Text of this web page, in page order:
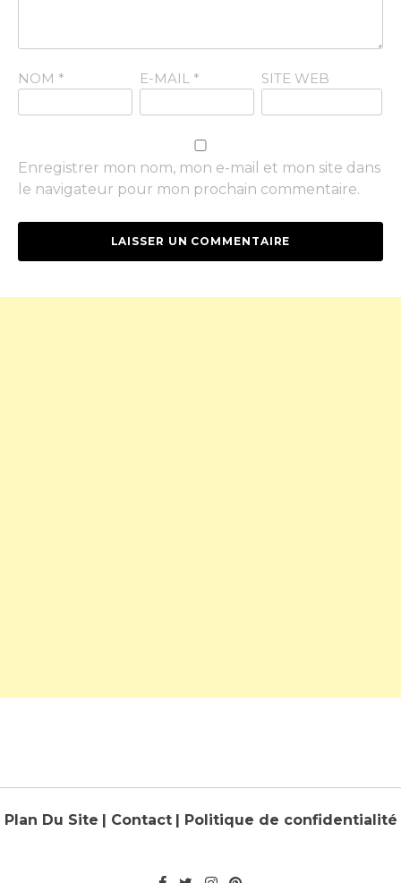
NOM * E-MAIL * SITE WEB
Enregistrer mon nom, mon e-mail et mon site dans
le navigateur pour mon prochain commentaire.
Plan Du Site | Contact | Politique de confidentialité